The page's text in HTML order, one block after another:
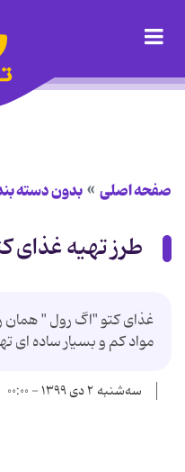
صفحه اصلی بدون دسته
طرز تهیه غذای
غذای کتو "اگ رول "
مواد کم و بسیار ساده ای
سه‌شنبه ۲ دی ۱۳۹۹ - ۰۰:۰۰